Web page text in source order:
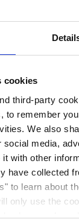
cookies
third-party
to remember
We also
social media,
with other
have collected
to learn about
only use the
place such